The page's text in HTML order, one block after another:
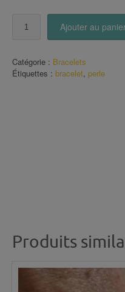
Cube
(11)
Ajouter au
Catégorie : Bracelets
Étiquettes : bracelet, perle
Produits